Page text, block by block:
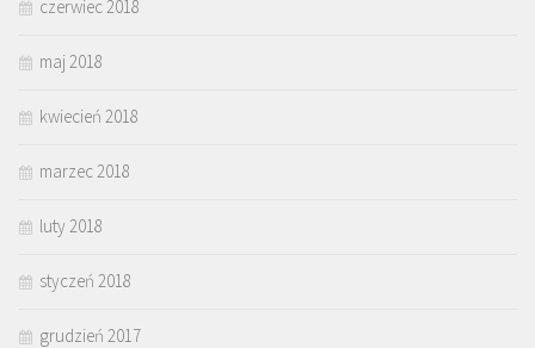
czerwiec 2018
maj 2018
kwiecień 2018
marzec 2018
luty 2018
styczeń 2018
grudzień 2017